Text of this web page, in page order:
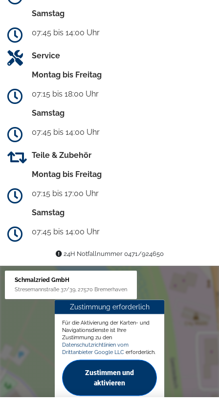
Samstag
07:45 bis 14:00 Uhr
Service
Montag bis Freitag
07:15 bis 18:00 Uhr
Samstag
07:45 bis 14:00 Uhr
Teile & Zubehör
Montag bis Freitag
07:15 bis 17:00 Uhr
Samstag
07:45 bis 14:00 Uhr
24H Notfallnummer 0471/924650
Schmalzried GmbH
Stresemannstraße 37/39, 27570 Bremerhaven
Zustimmung erforderlich
Für die Aktivierung der Karten- und
Navigationsdienste ist Ihre
Zustimmung zu den
Datenschutzrichtlinien vom
Drittanbieter Google LLC erforderlich.
Zustimmen und
aktivieren